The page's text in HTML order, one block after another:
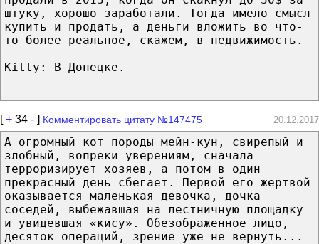
штуку, хорошо заработали. Тогда имело смысл
купить и продать, а деньги вложить во что-
то более реальное, скажем, в недвижимость.
Kitty: В Донецке.
[+ 34 - ] Комментировать цитату №147475 20.12.2017
А огромный кот породы мейн-кун, свирепый и
злобный, вопреки уверениям, сначала
терроризирует хозяев, а потом в один
прекрасный день сбегает. Первой его жертвой
оказывается маленькая девочка, дочка
соседей, выбежавшая на лестничную площадку
и увидевшая «кису». Обезображенное лицо,
десяток операций, зрение уже не вернуть...